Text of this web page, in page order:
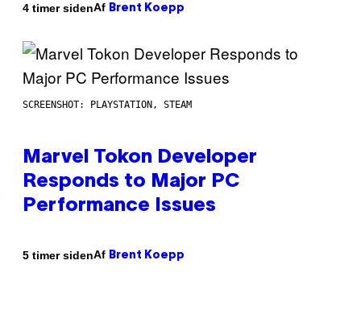
4 timer sidenAf Brent Koepp
SCREENSHOT: PLAYSTATION, STEAM
Marvel Tokon Developer
Responds to Major PC
Performance Issues
5 timer sidenAf Brent Koepp